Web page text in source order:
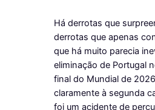
Há derrotas que
derrotas que apenas
que há muito parecia
eliminação de Portugal
final do Mundial de
claramente à segunda
foi um acidente de